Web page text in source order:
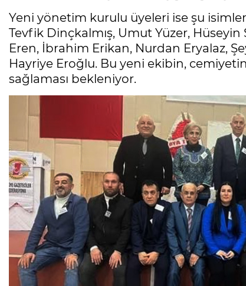
Yeni yönetim kurulu üyeleri ise şu
Tevfik Dinçkalmış, Umut Yüzer,
Eren, İbrahim Erikan, Nurdan Eryalaz,
Hayriye Eroğlu. Bu yeni ekibin,
sağlaması bekleniyor.